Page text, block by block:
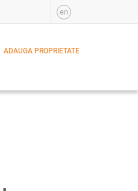
en
ADAUGA PROPRIETATE